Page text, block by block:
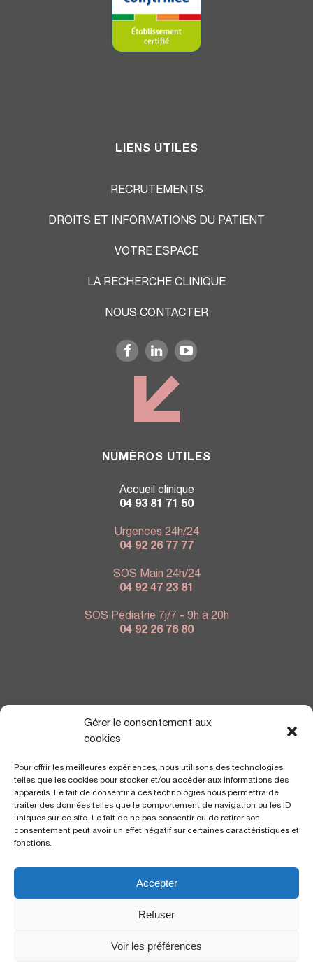
Gérer le consentement aux
cookies
Pour offrir les meilleures expériences, nous utilisons des technologies
telles que les cookies pour stocker et/ou accéder aux informations des
appareils. Le fait de consentir à ces technologies nous permettra de
traiter des données telles que le comportement de navigation ou les ID
uniques sur ce site. Le fait de ne pas consentir ou de retirer son
consentement peut avoir un effet négatif sur certaines caractéristiques et
fonctions.
Accepter
Refuser
Voir les préférences
LIENS UTILES
RECRUTEMENTS
DROITS ET INFORMATIONS DU PATIENT
VOTRE ESPACE
LA RECHERCHE CLINIQUE
NOUS CONTACTER
NUMÉROS UTILES
Accueil clinique
04 93 81 71 50
Urgences 24h/24
04 92 26 77 77
SOS Main 24h/24
04 92 47 23 81
SOS Pédiatrie 7j/7 - 9h à 20h
04 92 26 76 80
NOUS TROUVER
Polyclinique Saint George
06105 Nice Cedex 2